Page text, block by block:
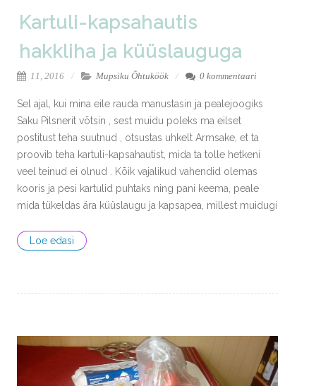
Kartuli-kapsahautis
hakkliha ja küüslauguga
11, 2016 Mupsiku Õhtuköök 0 kommentaari
Sel ajal, kui mina eile rauda manustasin ja pealejoogiks
Saku Pilsnerit võtsin , sest muidu poleks ma eilset
postitust teha suutnud , otsustas uhkelt Armsake, et ta
proovib teha kartuli-kapsahautist, mida ta tolle hetkeni
veel teinud ei olnud . Kõik vajalikud vahendid olemas
kooris ja pesi kartulid puhtaks ning pani keema, peale
mida tükeldas ära küüslaugu ja kapsapea, millest muidugi
Loe edasi